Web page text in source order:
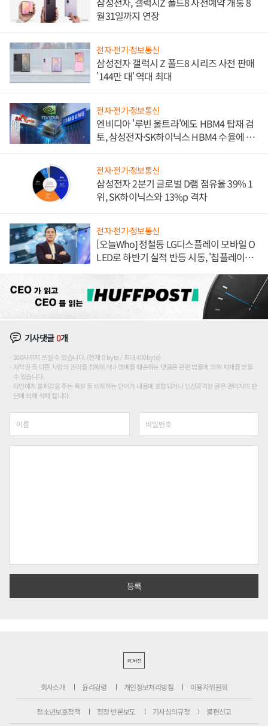
월31일까지 연장
전자·전기·정보통신
삼성전자 갤럭시 Z 폴드8 시리즈 사전 판매
'144만 대' 역대 최대
전자·전기·정보통신
엔비디아 '루빈 울트라'에도 HBM4 탑재 검
토, 삼성전자·SK하이닉스 HBM4 수율에 주
전자·전기·정보통신
삼성전자 2분기 글로벌 D램 점유율 39% 1
위, SK하이닉스와 13%p 격차
전자·전기·정보통신
[오늘Who] 정철동 LG디스플레이 모바일 O
LED로 하반기 실적 반등 시동, '칩플레이
기사댓글0개
200자까지 쓰실 수 있습니다. (현재 0 byte / 최대 400byte)
저작권 등 다른 사람의 권리를 침해하거나 명예를 훼손하는 댓글은 관련 법률에 의해 제재를 받을
수 있습니다.
타인에게 불쾌감을 주는 욕설 등 비하하는 단어가 내용에 포함되거나 인신공격성 글은 관리자의 판
단에 의해 삭제 합니다.
PC버전
회사소개 윤리강령 개인정보처리방침 이용자위원회
청소년보호정책 정정·반론보도 기사심의규정 불편신고